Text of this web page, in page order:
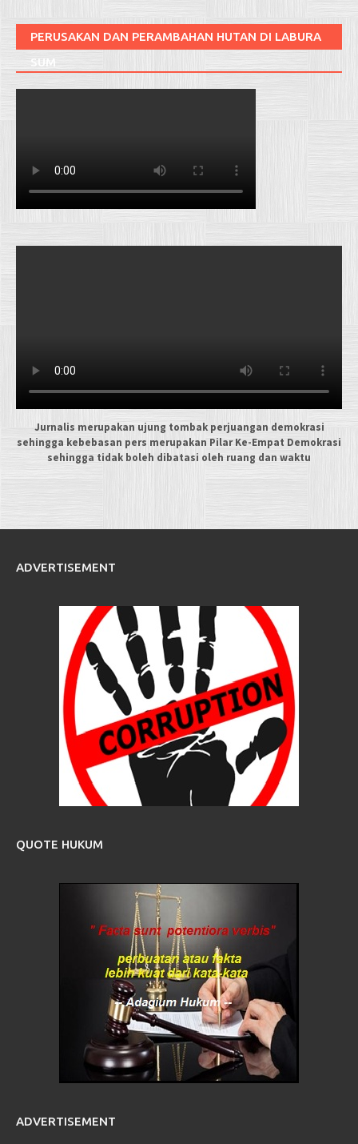
PERUSAKAN DAN PERAMBAHAN HUTAN DI LABURA
SUM
Jurnalis merupakan ujung tombak perjuangan demokrasi
sehingga kebebasan pers merupakan Pilar Ke-Empat Demokrasi
sehingga tidak boleh dibatasi oleh ruang dan waktu
ADVERTISEMENT
QUOTE HUKUM
ADVERTISEMENT